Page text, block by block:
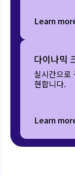
Learn
다이나믹
실시간으로
현합니다.
Learn